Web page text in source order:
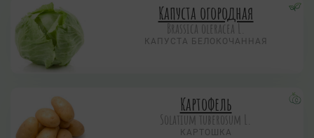
Капуста огородная
Brassica oleracea L.
КАПУСТА БЕЛОКОЧАННАЯ
Картофель
Solatium tuberosum L.
КАРТОШКА